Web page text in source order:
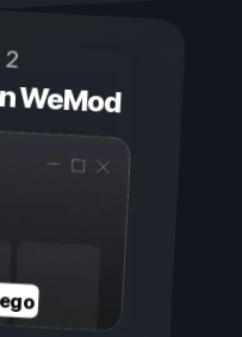
WeMod